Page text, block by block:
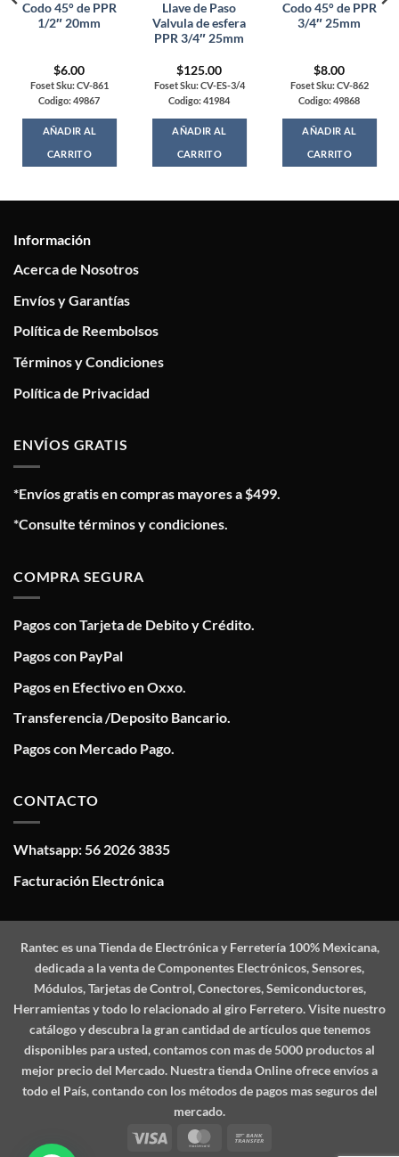
Codo 45° de PPR
1/2″ 20mm
$6.00
Foset Sku: CV-861
Codigo: 49867
AÑADIR AL
CARRITO
Llave de Paso
Valvula de esfera
PPR 3/4″ 25mm
$125.00
Foset Sku: CV-ES-3/4
Codigo: 41984
AÑADIR AL
CARRITO
Codo 45° de PPR
3/4″ 25mm
$8.00
Foset Sku: CV-862
Codigo: 49868
AÑADIR AL
CARRITO
Información
Acerca de Nosotros
Envíos y Garantías
Política de Reembolsos
Términos y Condiciones
Política de Privacidad
ENVÍOS GRATIS
*Envíos gratis en compras mayores a $499.
*Consulte términos y condiciones.
COMPRA SEGURA
Pagos con Tarjeta de Debito y Crédito.
Pagos con PayPal
Pagos en Efectivo en Oxxo.
Transferencia /Deposito Bancario.
Pagos con Mercado Pago.
CONTACTO
Whatsapp: 56 2026 3835
Facturación Electrónica
Ranteces una Tienda de Electrónica y Ferretería 100% Mexicana,
dedicada a la venta de Componentes Electrónicos, Sensores,
Módulos, Tarjetas de Control, Conectores, Semiconductores,
Herramientas y todo lo relacionado al giro Ferretero. Visite nuestro
catálogo y descubra la gran cantidad de artículos que tenemos
disponibles para usted, contamos con mas de 5000 productos al
mejor precio del Mercado. Nuestra tienda Online ofrece envíos a
todo el País, contando con los métodos de pagos mas seguros del
mercado.
Visa
MasterCard